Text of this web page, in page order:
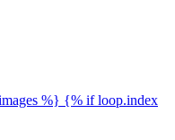
%} {% if loop.index